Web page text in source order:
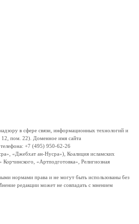
в сфере связи, информационных технологий и
пом. 22). Доменное имя сайта
+7 (495) 950-62-26
«Джебхат ан-Нусра»), Коалиция исламских
«Артподготовка», Религиозная
нормами права и не могут быть использованы без
редакции может не совпадать с мнением